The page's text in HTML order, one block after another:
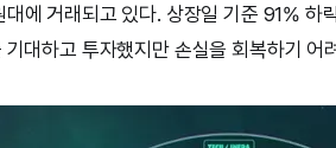
에 거래되고 있다. 상장일 기준 91% 하
대하고 투자했지만 손실을 회복하기 어